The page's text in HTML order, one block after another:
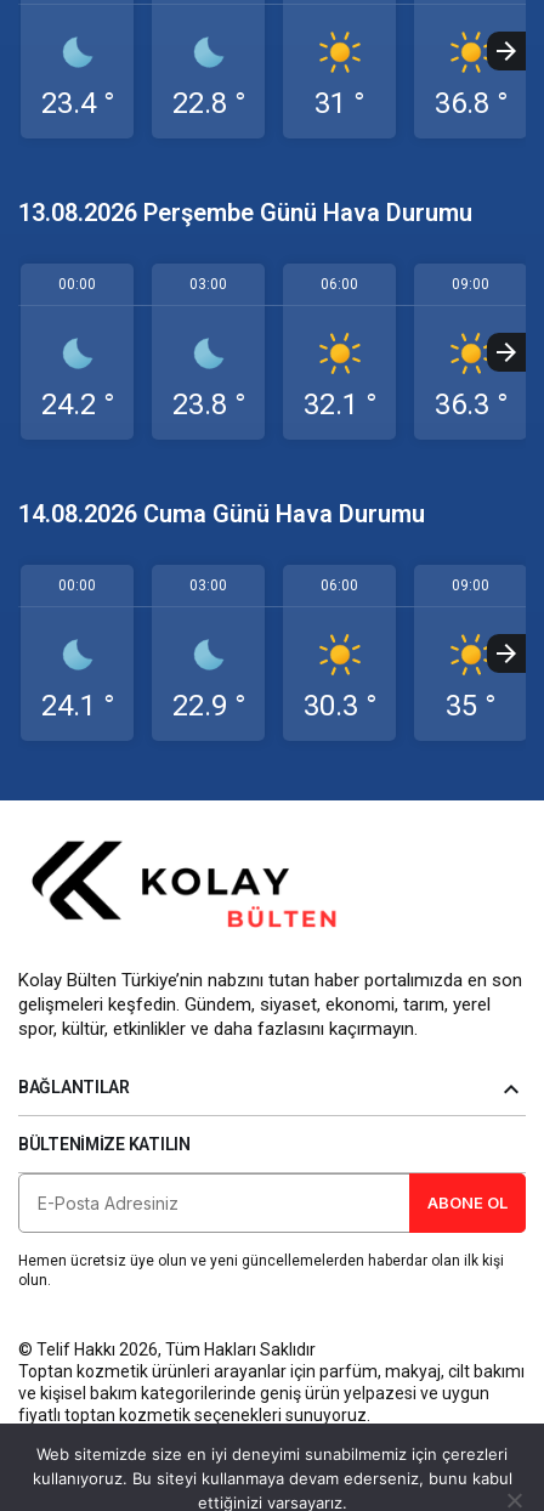
23.4 ° 22.8 ° 31 ° 36.8 °
13.08.2026 Perşembe Günü Hava Durumu
00:00
24.2 °
03:00
23.8 °
06:00
32.1 °
09:00
36.3 °
14.08.2026 Cuma Günü Hava Durumu
00:00
24.1 °
03:00
22.9 °
06:00
30.3 °
09:00
35 °
Kolay Bülten Türkiye’nin nabzını tutan haber portalımızda en son
gelişmeleri keşfedin. Gündem, siyaset, ekonomi, tarım, yerel
spor, kültür, etkinlikler ve daha fazlasını kaçırmayın.
BAĞLANTILAR
BÜLTENIMIZE KATILIN
ABONE OL
Hemen ücretsiz üye olun ve yeni güncellemelerden haberdar olan ilk kişi
olun.
© Telif Hakkı 2026, Tüm Hakları Saklıdır
Toptan kozmetik ürünleri arayanlar için parfüm, makyaj, cilt bakımı
ve kişisel bakım kategorilerinde geniş ürün yelpazesi ve uygun
fiyatlı toptan kozmetik seçenekleri sunuyoruz.
Web sitemizde size en iyi deneyimi sunabilmemiz için çerezleri
kullanıyoruz. Bu siteyi kullanmaya devam ederseniz, bunu kabul
ettiğinizi varsayarız.